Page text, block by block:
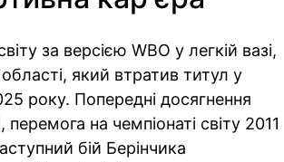
за версією WBO у легкій вазі,
який втратив титул у
року. Попередні досягнення
на чемпіонаті світу 2011
бій Берінчика